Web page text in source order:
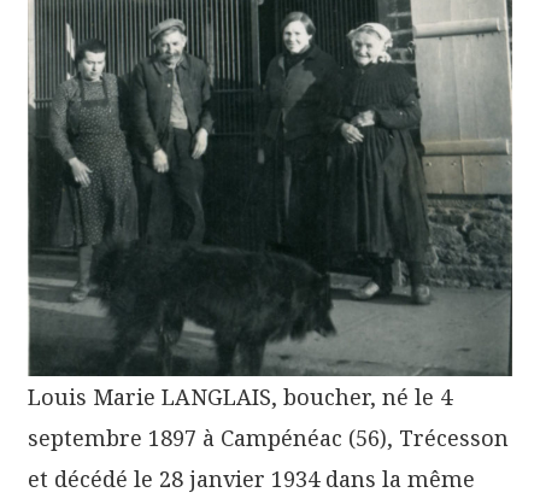
Louis Marie LANGLAIS, boucher, né le 4
septembre 1897 à Campénéac (56), Trécesson
et décédé le 28 janvier 1934 dans la même